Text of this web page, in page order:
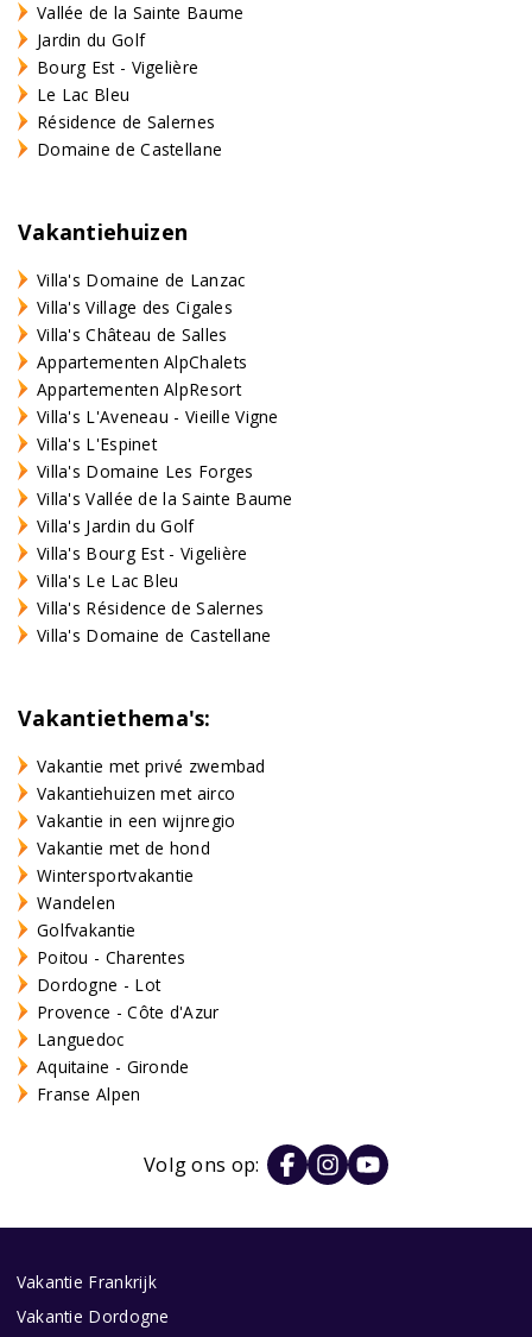
Vallée de la Sainte Baume
Jardin du Golf
Bourg Est - Vigelière
Le Lac Bleu
Résidence de Salernes
Domaine de Castellane
Vakantiehuizen
Villa's Domaine de Lanzac
Villa's Village des Cigales
Villa's Château de Salles
Appartementen AlpChalets
Appartementen AlpResort
Villa's L'Aveneau - Vieille Vigne
Villa's L'Espinet
Villa's Domaine Les Forges
Villa's Vallée de la Sainte Baume
Villa's Jardin du Golf
Villa's Bourg Est - Vigelière
Villa's Le Lac Bleu
Villa's Résidence de Salernes
Villa's Domaine de Castellane
Vakantiethema's:
Vakantie met privé zwembad
Vakantiehuizen met airco
Vakantie in een wijnregio
Vakantie met de hond
Wintersportvakantie
Wandelen
Golfvakantie
Poitou - Charentes
Dordogne - Lot
Provence - Côte d'Azur
Languedoc
Aquitaine - Gironde
Franse Alpen
Volg ons op:
Vakantie Frankrijk
Vakantie Dordogne